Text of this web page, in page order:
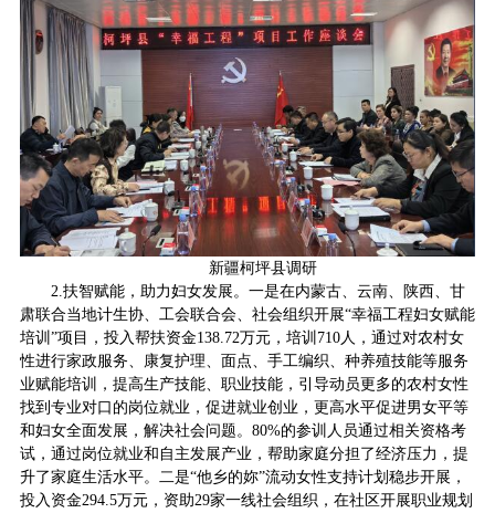
新疆柯坪县调研
2.扶智赋能，助力妇女发展。一是在内蒙古、云南、陕西、甘
肃联合当地计生协、工会联合会、社会组织开展“幸福工程妇女赋能
培训”项目，投入帮扶资金138.72万元，培训710人，通过对农村女
性进行家政服务、康复护理、面点、手工编织、种养殖技能等服务
业赋能培训，提高生产技能、职业技能，引导动员更多的农村女性
找到专业对口的岗位就业，促进就业创业，更高水平促进男女平等
和妇女全面发展，解决社会问题。80%的参训人员通过相关资格考
试，通过岗位就业和自主发展产业，帮助家庭分担了经济压力，提
升了家庭生活水平。二是“他乡的妳”流动女性支持计划稳步开展，
投入资金294.5万元，资助29家一线社会组织，在社区开展职业规划